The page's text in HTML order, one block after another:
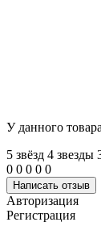
У данного
5 звёзд 4 звeзды
0 0 0 0 0
Написать отзыв
Авторизация
Регистрация